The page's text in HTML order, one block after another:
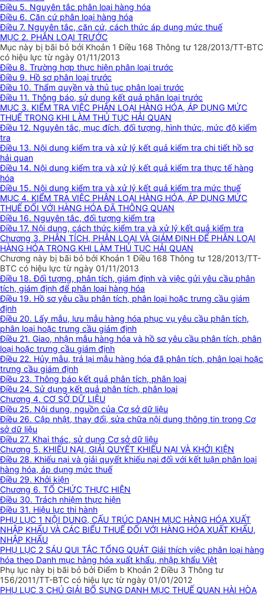
Điều 5. Nguyên tắc phân loại hàng hóa
Điều 6. Căn cứ phân loại hàng hóa
Điều 7. Nguyên tắc, căn cứ, cách thức áp dụng mức thuế
MỤC 2. PHÂN LOẠI TRƯỚC
Mục này bị bãi bỏ bởi Khoản 1 Điều 168 Thông tư 128/2013/TT-BTC
có hiệu lực từ ngày 01/11/2013
Điều 8. Trường hợp thực hiện phân loại trước
Điều 9. Hồ sơ phân loại trước
Điều 10. Thẩm quyền và thủ tục phân loại trước
Điều 11. Thông báo, sử dụng kết quả phân loại trước
MỤC 3. KIỂM TRA VIỆC PHÂN LOẠI HÀNG HÓA, ÁP DỤNG MỨC
THUẾ TRONG KHI LÀM THỦ TỤC HẢI QUAN
Điều 12. Nguyên tắc, mục đích, đối tượng, hình thức, mức độ kiểm
tra
Điều 13. Nội dung kiểm tra và xử lý kết quả kiểm tra chi tiết hồ sơ
hải quan
Điều 14. Nội dung kiểm tra và xử lý kết quả kiểm tra thực tế hàng
hóa
Điều 15. Nội dung kiểm tra và xử lý kết quả kiểm tra mức thuế
MỤC 4. KIỂM TRA VIỆC PHÂN LOẠI HÀNG HÓA, ÁP DỤNG MỨC
THUẾ ĐỐI VỚI HÀNG HÓA ĐÃ THÔNG QUAN
Điều 16. Nguyên tắc, đối tượng kiểm tra
Điều 17. Nội dung, cách thức kiểm tra và xử lý kết quả kiểm tra
Chương 3. PHÂN TÍCH, PHÂN LOẠI VÀ GIÁM ĐỊNH ĐỂ PHÂN LOẠI
HÀNG HÓA TRONG KHI LÀM THỦ TỤC HẢI QUAN
Chương này bị bãi bỏ bởi Khoản 1 Điều 168 Thông tư 128/2013/TT-
BTC có hiệu lực từ ngày 01/11/2013
Điều 18. Đối tượng, phân tích, giám định và việc gửi yêu cầu phân
tích, giám định để phân loại hàng hóa
Điều 19. Hồ sơ yêu cầu phân tích, phân loại hoặc trưng cầu giám
định
Điều 20. Lấy mẫu, lưu mẫu hàng hóa phục vụ yêu cầu phân tích,
phân loại hoặc trưng cầu giám định
Điều 21. Giao, nhận mẫu hàng hóa và hồ sơ yêu cầu phân tích, phân
loại hoặc trưng cầu giám định
Điều 22. Hủy mẫu, trả lại mẫu hàng hóa đã phân tích, phân loại hoặc
trưng cầu giám định
Điều 23. Thông báo kết quả phân tích, phân loại
Điều 24. Sử dụng kết quả phân tích, phân loại
Chương 4. CƠ SỞ DỮ LIỆU
Điều 25. Nội dung, nguồn của Cơ sở dữ liệu
Điều 26. Cập nhật, thay đổi, sửa chữa nội dung thông tin trong Cơ
sở dữ liệu
Điều 27. Khai thác, sử dụng Cơ sở dữ liệu
Chương 5. KHIẾU NẠI, GIẢI QUYẾT KHIẾU NẠI VÀ KHỞI KIỆN
Điều 28. Khiếu nại và giải quyết khiếu nại đối với kết luận phân loại
hàng hóa, áp dụng mức thuế
Điều 29. Khởi kiện
Chương 6. TỔ CHỨC THỰC HIỆN
Điều 30. Trách nhiệm thực hiện
Điều 31. Hiệu lực thi hành
PHỤ LỤC 1 NỘI DUNG, CẤU TRÚC DANH MỤC HÀNG HÓA XUẤT
NHẬP KHẨU VÀ CÁC BIỂU THUẾ ĐỐI VỚI HÀNG HÓA XUẤT KHẨU,
NHẬP KHẨU
PHỤ LỤC 2 SÁU QUI TẮC TỔNG QUÁT Giải thích việc phân loại hàng
hóa theo Danh mục hàng hóa xuất khẩu, nhập khẩu Việt
Phụ lục này bị bãi bỏ bởi Điểm b Khoản 2 Điều 3 Thông tư
156/2011/TT-BTC có hiệu lực từ ngày 01/01/2012
PHỤ LỤC 3 CHÚ GIẢI BỔ SUNG DANH MỤC THUẾ QUAN HÀI HÒA